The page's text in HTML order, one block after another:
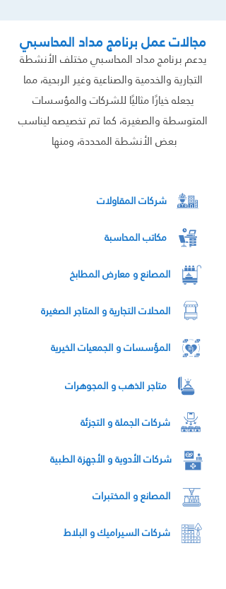
مجالات عمل برنامج مداد المحاسبي
يدعم برنامج مداد المحاسبي مختلف الأنشطة
التجارية والخدمية والصناعية وغير الربحية، مما
يجعله خيارًا مثاليًا للشركات والمؤسسات
المتوسطة والصغيرة، كما تم تخصيصه ليناسب
بعض الأنشطة المحددة، ومنها
شركات المقاولات
مكاتب المحاسبة
المصانع و معارض المطابخ
المحلات التجارية و المتاجر الصغيرة
المؤسسات و الجمعيات الخيرية
متاجر الذهب و المجوهرات
شركات الجملة و التجزئة
شركات الأدوية و الأجهزة الطبية
المصانع و المختبرات
شركات السيراميك و البلاط